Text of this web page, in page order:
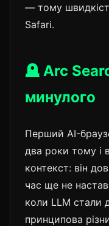
— тому
Safari.
🪦 Arc
минулого
Перший AI-
два роки тому і
контекст: він
час ще не
коли LLM стали
принципова